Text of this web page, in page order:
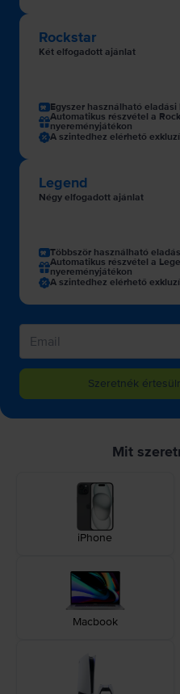
Rockstar
Két elfogadott ajánlat
Egyszer használható eladási
Automatikus részvétel a
nyereményjátékon
A szintedhez elérhető
Legend
Négy elfogadott ajánlat
Többször használható
Automatikus részvétel a
nyereményjátékon
A szintedhez elérhető
Szeretnék
Mit
iPhone
Macbook